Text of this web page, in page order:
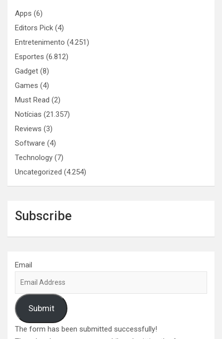
Apps (6)
Editors Pick (4)
Entretenimento (4.251)
Esportes (6.812)
Gadget (8)
Games (4)
Must Read (2)
Notícias (21.357)
Reviews (3)
Software (4)
Technology (7)
Uncategorized (4.254)
Subscribe
Email
Submit
The form has been submitted successfully!